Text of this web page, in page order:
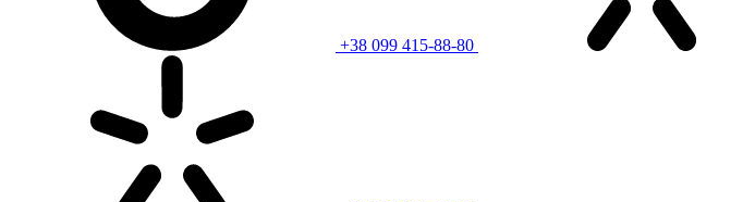
+38 099 415-88-80